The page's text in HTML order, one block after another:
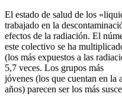
El estado de salud de los
trabajado en la
efectos de la radiación. El
este colectivo se ha
(los más expuestos a las
5,7 veces. Los grupos más
jóvenes (los que cuentan en la
años) parecen ser los más